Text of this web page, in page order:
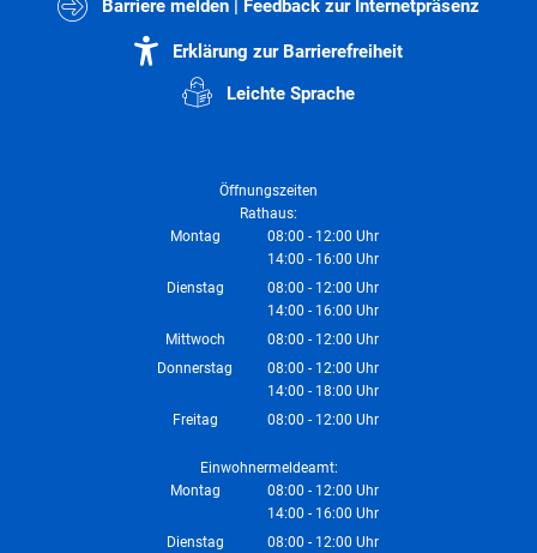
Barriere melden | Feedback zur Internetpräsenz
Erklärung zur Barrierefreiheit
Leichte Sprache
Öffnungszeiten
Rathaus:
Montag
08:00 - 12:00 Uhr
Von 08:00 bis 12:00 Uhr
14:00 - 16:00 Uhr
Von 14:00 bis 16:00 Uhr
Dienstag 08:00 - 12:00 Uhr
Von 08:00 bis 12:00 Uhr
14:00 - 16:00 Uhr
Von 14:00 bis 16:00 Uhr
Mittwoch 08:00 - 12:00 Uhr
Von 08:00 bis 12:00 Uhr
Donnerstag 08:00 - 12:00 Uhr
Von 08:00 bis 12:00 Uhr
14:00 - 18:00 Uhr
Von 14:00 bis 18:00 Uhr
Freitag 08:00 - 12:00 Uhr
Einwohnermeldeamt:
Montag
08:00 - 12:00 Uhr
Von 08:00 bis 12:00 Uhr
14:00 - 16:00 Uhr
Von 14:00 bis 16:00 Uhr
Dienstag 08:00 - 12:00 Uhr